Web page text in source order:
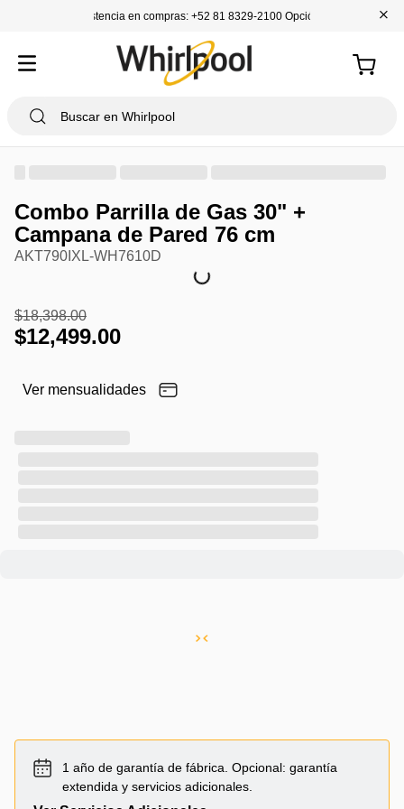
Asistencia en compras: +52 81 8329-2100 Opción 1 +
Combo Parrilla de Gas 30" +
Campana de Pared 76 cm
AKT790IXL-WH7610D
$18,398.00
$12,499.00
Ver mensualidades
1 año de garantía de fábrica. Opcional: garantía
extendida y servicios adicionales.